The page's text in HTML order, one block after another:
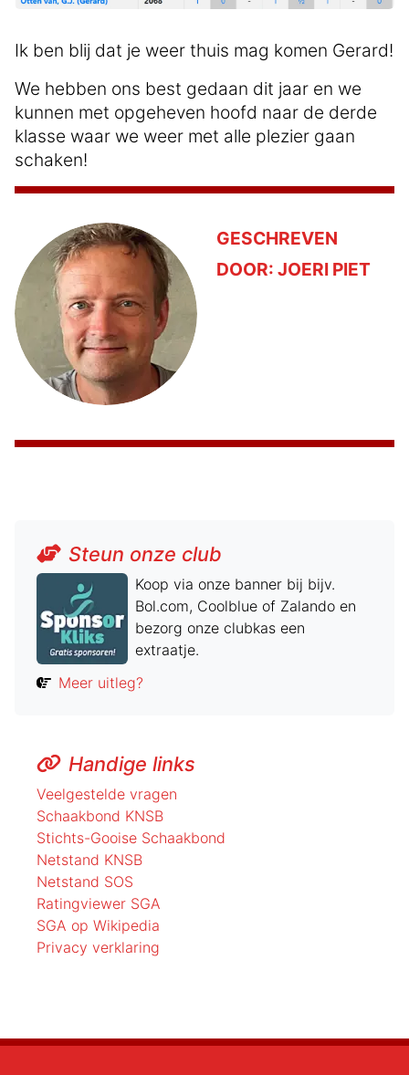
Ik ben blij dat je weer thuis mag komen Gerard!
We hebben ons best gedaan dit jaar en we
kunnen met opgeheven hoofd naar de derde
klasse waar we weer met alle plezier gaan
schaken!
GESCHREVEN
DOOR: JOERI PIET
Steun onze club
Koop via onze banner bij bijv.
Bol.com, Coolblue of Zalando en
bezorg onze clubkas een
extraatje.
Meer uitleg?
Handige links
Veelgestelde vragen
Schaakbond KNSB
Stichts-Gooise Schaakbond
Netstand KNSB
Netstand SOS
Ratingviewer SGA
SGA op Wikipedia
Privacy verklaring